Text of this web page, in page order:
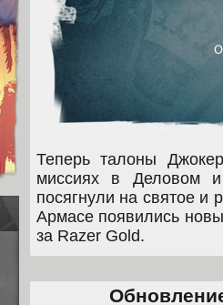
Теперь талоны
миссиях в Деловом и
посягнули на святое и
Армасе появились
за Razer Gold.